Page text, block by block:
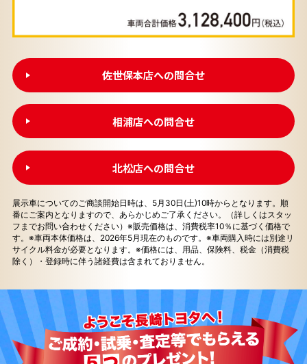
佐世保本店への問合せ
相浦店への問合せ
北松店への問合せ
展示車についてのご商談開始日時は、5月30日(土)10時からとなります。順
番にご案内となりますので、あらかじめご了承ください。（詳しくはスタッ
フまでお問い合わせください）※販売価格は、消費税率10％に基づく価格で
す。※車両本体価格は、2026年5月現在のものです。※車両購入時には別途リ
サイクル料金が必要となります。※価格には、用品、保険料、税金（消費税
除く）・登録時に伴う諸経費は含まれておりません。